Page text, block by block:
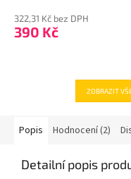
produktu
je
322,31 Kč bez DPH
390 Kč
ZOBRAZIT
Popis Hodnocení (2)
Detailní popis